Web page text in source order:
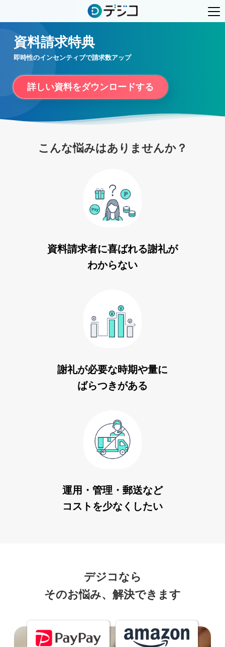
資料請求特典
即時性のインセンティブで請求数アップ
詳しい資料をダウンロードする
こんな悩みはありませんか？
資料請求者に喜ばれる謝礼が
わからない
謝礼が必要な時期や量に
ばらつきがある
運用・管理・郵送など
コストを少なくしたい
デジコなら
そのお悩み、解決できます